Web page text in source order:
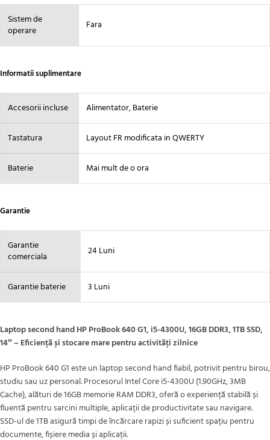
Sistem de
operare
Fara
Informatii suplimentare
Accesorii incluse Alimentator, Baterie
Tastatura Layout FR modificata in QWERTY
Baterie Mai mult de o ora
Garantie
Garantie
comerciala
24 Luni
Garantie baterie 3 Luni
Laptop second hand HP ProBook 640 G1, i5-4300U, 16GB DDR3, 1TB SSD,
14″ – Eficiență și stocare mare pentru activități zilnice
HP ProBook 640 G1 este un laptop second hand fiabil, potrivit pentru birou,
studiu sau uz personal. Procesorul Intel Core i5-4300U (1.90GHz, 3MB
Cache), alături de 16GB memorie RAM DDR3, oferă o experiență stabilă și
fluentă pentru sarcini multiple, aplicații de productivitate sau navigare.
SSD-ul de 1TB asigură timpi de încărcare rapizi și suficient spațiu pentru
documente, fișiere media și aplicații.